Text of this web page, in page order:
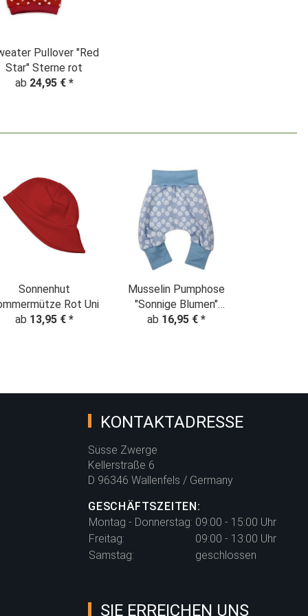
Pullover "Red
Star" Sterne rot
ab 24,95 € *
Sonnenhut
Rot Uni
ab 13,95 € *
Musselin Pumphose
"Sonnige Blumen"
hellblau
ab 16,95 € *
KONTAKTADRESSE
Süsse Zwerge
Kellerstraße 6
D 96346 Wallenfels / Germany
GESCHÄFTSZEITEN:
Montag - Donnerstag: 09:00 - 15:00 Uhr
Freitag:
09:00 - 13:00 Uhr
Samstag:
geschlossen
SIE ERREICHEN UNS